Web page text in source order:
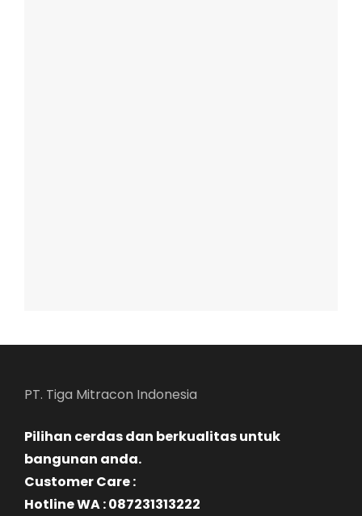
PT. Tiga Mitracon Indonesia
Pilihan cerdas dan berkualitas untuk
bangunan anda.
Customer Care :
Hotline WA : 087231313222